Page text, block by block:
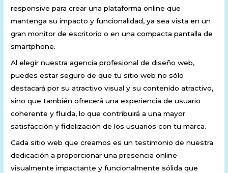
responsive para crear una plataforma online que
mantenga su impacto y funcionalidad, ya sea vista en un
gran monitor de escritorio o en una compacta pantalla de
smartphone.
Al elegir nuestra agencia profesional de diseño web,
puedes estar seguro de que tu sitio web no sólo
destacará por su atractivo visual y su contenido atractivo,
sino que también ofrecerá una experiencia de usuario
coherente y fluida, lo que contribuirá a una mayor
satisfacción y fidelización de los usuarios con tu marca.
Cada sitio web que creamos es un testimonio de nuestra
dedicación a proporcionar una presencia online
visualmente impactante y funcionalmente sólida que